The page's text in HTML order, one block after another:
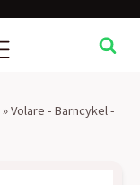
»Volare - Barncykel -